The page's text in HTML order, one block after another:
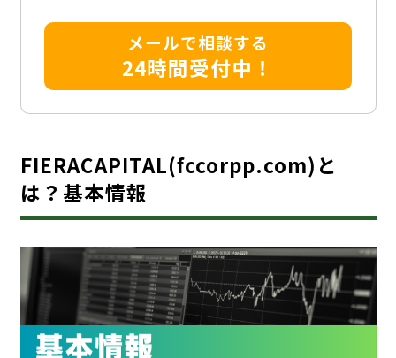
メールで相談する
24時間受付中！
FIERACAPITAL(fccorpp.com)と
は？基本情報